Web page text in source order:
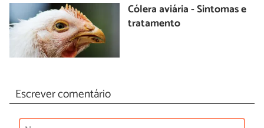
Cólera aviária - Sintomas e
tratamento
Escrever comentário